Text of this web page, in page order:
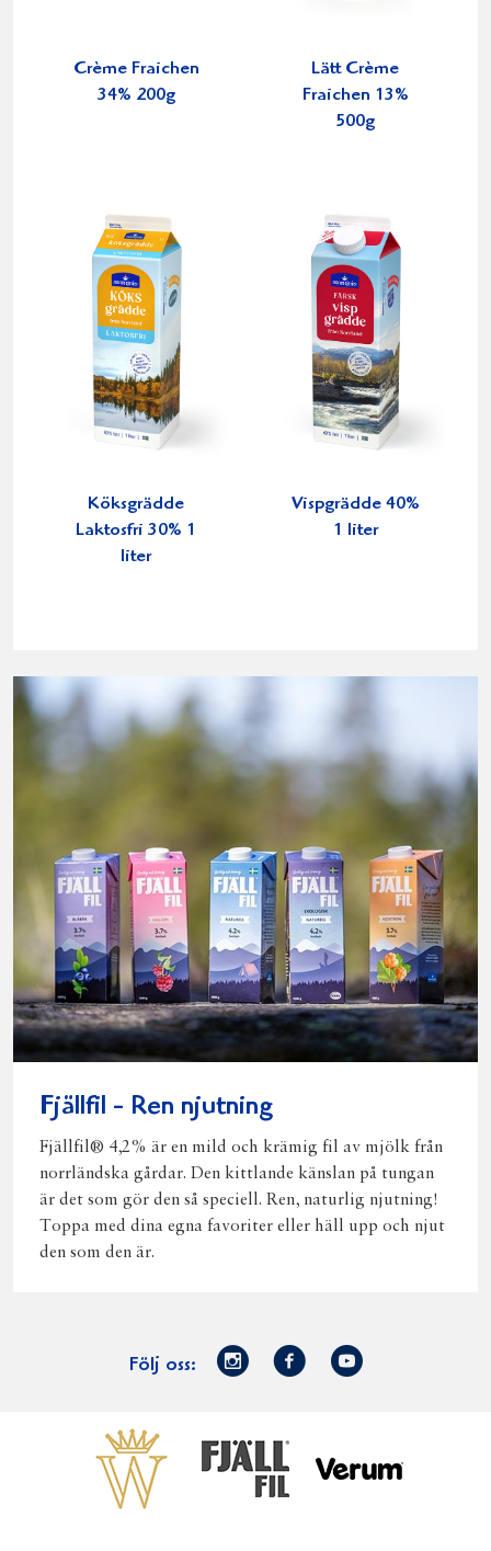
Crème Fraichen
34% 200g
Lätt Crème
Fraichen 13%
500g
Köksgrädde
Laktosfri 30% 1
liter
Vispgrädde 40%
1 liter
Fjällfil - Ren njutning
Fjällfil® 4,2% är en mild och krämig fil av mjölk från
norrländska gårdar. Den kittlande känslan på tungan
är det som gör den så speciell. Ren, naturlig njutning!
Toppa med dina egna favoriter eller häll upp och njut
den som den är.
Följ oss:
Norrmejerier
Facebook
Youtube
Gör gott för
Norrländska
VästerbottensostFjällfil